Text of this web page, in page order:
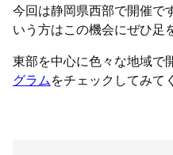
今回は静岡県西部で開催で
いう方はこの機会にぜひ足
東部を中心に色々な地域で
グラムをチェックしてみて